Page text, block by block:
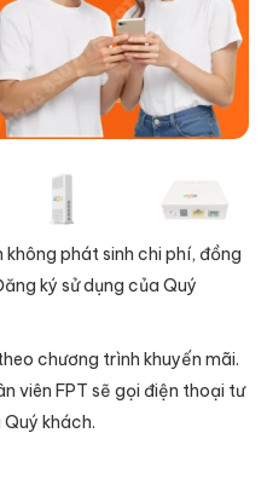
không phát sinh chi phí, đồng
ký sử dụng của Quý
chương trình khuyến mãi.
viên FPT sẽ gọi điện thoại tư
khách.